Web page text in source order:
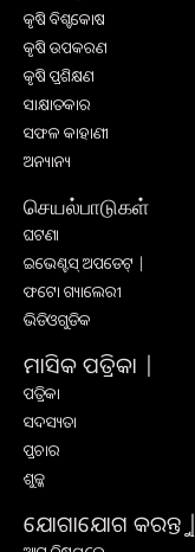
କୃଷି ବିଶ୍ବକୋଷ
କୃଷି ଉପକରଣ
କୃଷି ପ୍ରଶିକ୍ଷଣ
ସାକ୍ଷାତକାର
ସଫଳ କାହାଣୀ
ଅନ୍ୟାନ୍ୟ
செயல்பாடுகள்
ଘଟଣା
ଇଭେଣ୍ଟସ୍ ଅପଡେଟ୍ |
ଫଟୋ ଗ୍ୟାଲେରୀ
ଭିଡିଓଗୁଡିକ
ମାସିକ ପତ୍ରିକା |
ପତ୍ରିକା
ସଦସ୍ୟତା
ପ୍ରଚାର
ଶୁଳ୍କ
ଯୋଗାଯୋଗ କରନ୍ତୁ |